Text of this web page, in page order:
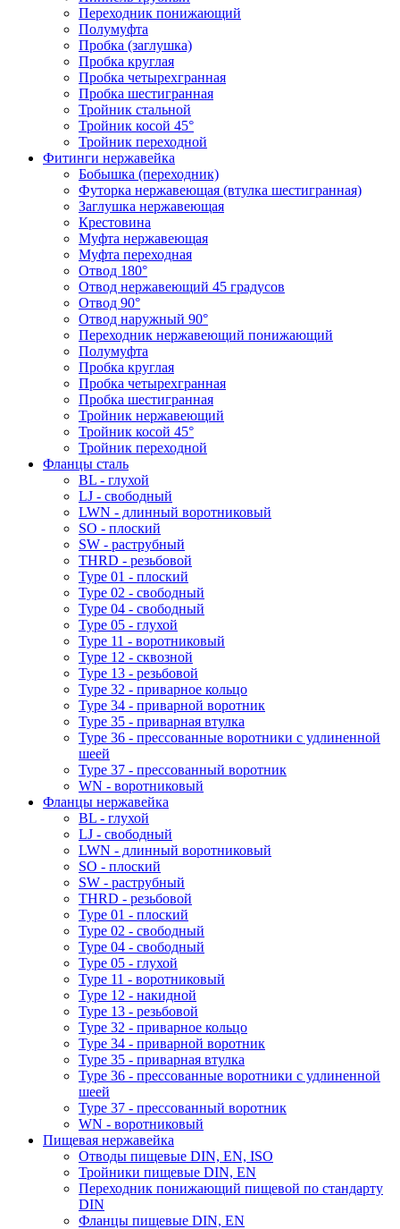
Переходник понижающий
Полумуфта
Пробка (заглушка)
Пробка круглая
Пробка четырехгранная
Пробка шестигранная
Тройник стальной
Тройник косой 45°
Тройник переходной
Фитинги нержавейка
Бобышка (переходник)
Футорка нержавеющая (втулка шестигранная)
Заглушка нержавеющая
Крестовина
Муфта нержавеющая
Муфта переходная
Отвод 180°
Отвод нержавеющий 45 градусов
Отвод 90°
Отвод наружный 90°
Переходник нержавеющий понижающий
Полумуфта
Пробка круглая
Пробка четырехгранная
Пробка шестигранная
Тройник нержавеющий
Тройник косой 45°
Тройник переходной
Фланцы сталь
BL - глухой
LJ - свободный
LWN - длинный воротниковый
SO - плоский
SW - раструбный
THRD - резьбовой
Type 01 - плоский
Type 02 - свободный
Type 04 - свободный
Type 05 - глухой
Type 11 - воротниковый
Type 12 - сквозной
Type 13 - резьбовой
Type 32 - приварное кольцо
Type 34 - приварной воротник
Type 35 - приварная втулка
Type 36 - прессованные воротники с удлиненной
шеей
Type 37 - прессованный воротник
WN - воротниковый
Фланцы нержавейка
BL - глухой
LJ - свободный
LWN - длинный воротниковый
SO - плоский
SW - раструбный
THRD - резьбовой
Type 01 - плоский
Type 02 - свободный
Type 04 - свободный
Type 05 - глухой
Type 11 - воротниковый
Type 12 - накидной
Type 13 - резьбовой
Type 32 - приварное кольцо
Type 34 - приварной воротник
Type 35 - приварная втулка
Type 36 - прессованные воротники с удлиненной
шеей
Type 37 - прессованный воротник
WN - воротниковый
Пищевая нержавейка
Отводы пищевые DIN, EN, ISO
Тройники пищевые DIN, EN
Переходник понижающий пищевой по стандарту
DIN
Фланцы пищевые DIN, EN